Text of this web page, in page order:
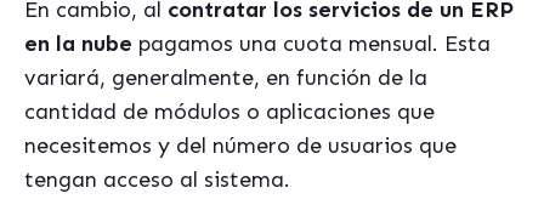
En cambio, al contratar los servicios de un ERP
en la nube pagamos una cuota mensual. Esta
variará, generalmente, en función de la
cantidad de módulos o aplicaciones que
necesitemos y del número de usuarios que
tengan acceso al sistema.